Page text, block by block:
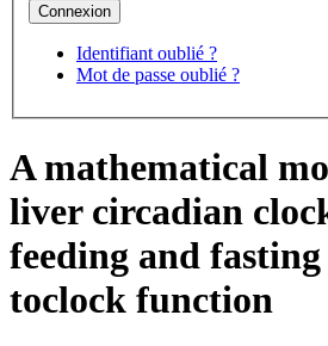
Identifiant oublié ?
Mot de passe oublié ?
A mathematical
liver circadian
feeding and fasting
toclock function